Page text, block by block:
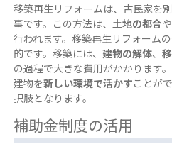
移築再生リフォームは、古民家を
事です。この方法は、 土地の都合や
行われます。移築再生リフォーム
的です。移築には、 建物の解体、
の過程で大きな費用がかかります
建物を新しい環境で活かすことが
択肢となります。
補助金制度の活用